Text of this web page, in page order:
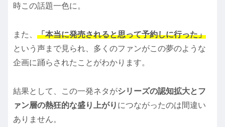
時この話題一色に。
また、 「本当に発売されると思って予約しに行った」
という声まで見られ、多くのファンがこの夢のような
企画に踊らされたことがわかります。
結果として、この一発ネタがシリーズの認知拡大とフ
ァン層の熱狂的な盛り上がり につながったのは間違い
ありません。